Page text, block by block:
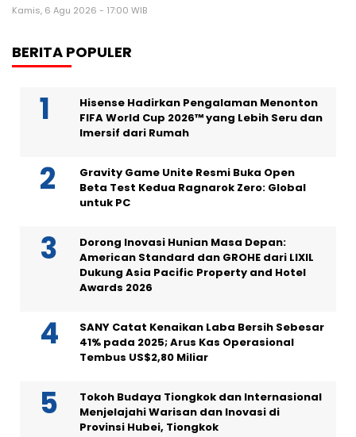
Kamis, 6 Agu 2026 - 17:00 WIB
BERITA POPULER
Hisense Hadirkan Pengalaman Menonton
FIFA World Cup 2026™ yang Lebih Seru dan
Imersif dari Rumah
Gravity Game Unite Resmi Buka Open
Beta Test Kedua Ragnarok Zero: Global
untuk PC
Dorong Inovasi Hunian Masa Depan:
American Standard dan GROHE dari LIXIL
Dukung Asia Pacific Property and Hotel
Awards 2026
SANY Catat Kenaikan Laba Bersih Sebesar
41% pada 2025; Arus Kas Operasional
Tembus US$2,80 Miliar
Tokoh Budaya Tiongkok dan Internasional
Menjelajahi Warisan dan Inovasi di
Provinsi Hubei, Tiongkok